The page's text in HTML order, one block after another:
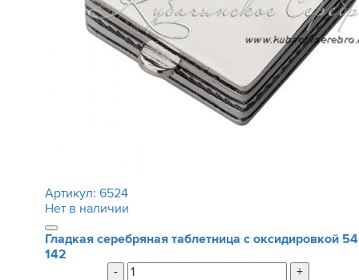
Артикул: 6524
Нет в наличии
Гладкая серебряная таблетница с оксидировкой 54
142
-
+